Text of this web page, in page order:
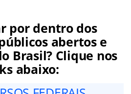
por dentro dos
abertos e
Brasil? Clique nos
abaixo: